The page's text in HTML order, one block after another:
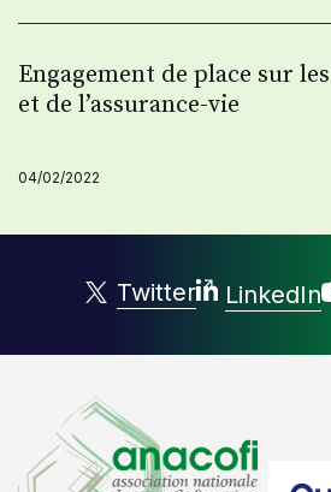
Engagement de place sur
et de l’assurance-vie
04/02/2022
Twitter LinkedIn